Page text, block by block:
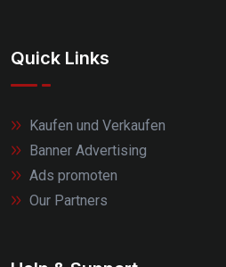
Quick Links
Kaufen und Verkaufen
Banner Advertising
Ads promoten
Our Partners